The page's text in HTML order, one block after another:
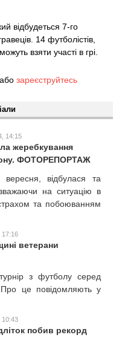
відбудеться 7-го
14 футболістів,
взяти участі в грі.
або зареєструйтесь
14:15
жеребкування
ФОТОРЕПОРТАЖ
вересня, відбулася та
на ситуацію в
та побоюванням
17:16
ветерани
з футболу серед
це повідомляють у
10:43
побив рекорд